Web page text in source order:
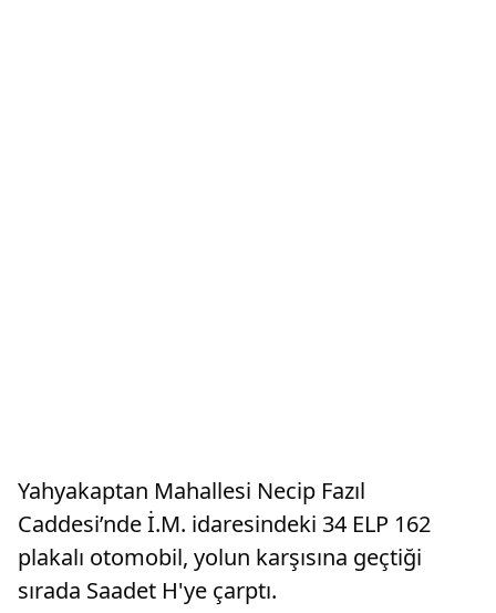
Yahyakaptan Mahallesi Necip Fazıl
Caddesi’nde İ.M. idaresindeki 34 ELP 162
plakalı otomobil, yolun karşısına geçtiği
sırada Saadet H'ye çarptı.